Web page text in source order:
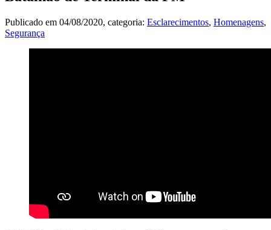
Publicado em 04/08/2020, categoria: Esclarecimentos, Homenagens,
Segurança